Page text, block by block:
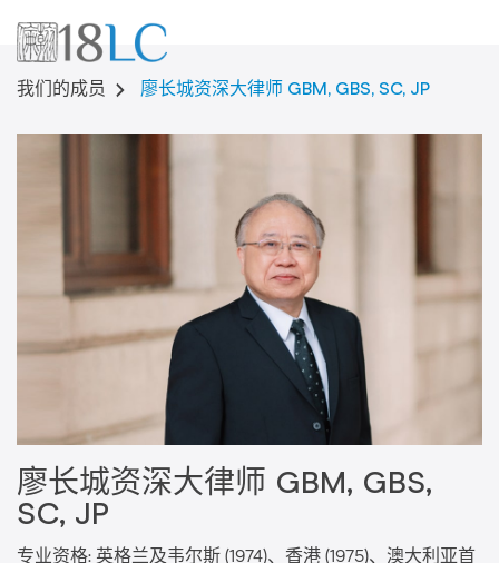
我们的成员 廖长城资深大律师 GBM, GBS, SC, JP
廖长城资深大律师 GBM, GBS,
SC, JP
专业资格: 英格兰及韦尔斯 (1974)、香港 (1975)、澳大利亚首